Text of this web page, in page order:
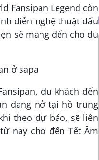
Fansipan Legend còn
diễn nghệ thuật dấu
sẽ mang đến cho du
du khách đến
đang nở tại hồ trung
theo dự báo, sẽ liên
nay cho đến Tết Âm